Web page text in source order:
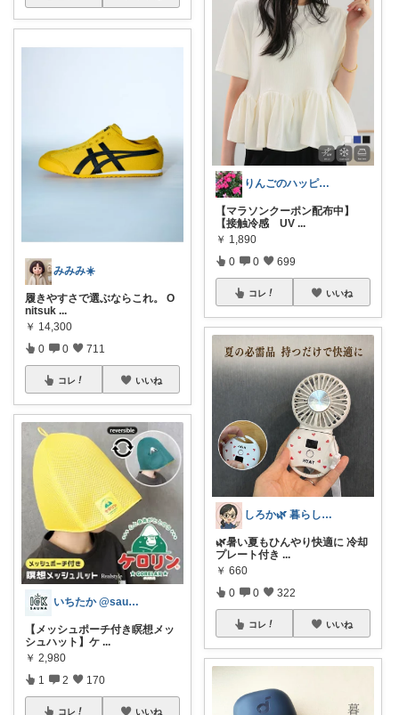
みみみ☀️
履きやすさで選ぶならこれ。 O
nitsuk ...
￥ 14,300
0 0 711
コレ いいね
いちたか @saunasuki_ictk
【メッシュポーチ付き瞑想メッ
シュハット】ケ ...
￥ 2,980
1 2 170
コレ いいね
りんごのハッピールーム🍎ご購入に感謝✨
【マラソンクーポン配布中】
【接触冷感 UV ...
￥ 1,890
0 0 699
コレ いいね
しろか🌿 暮らしを良くするアイテム
🌿暑い夏もひんやり快適に 冷却
プレート付き ...
￥ 660
0 0 322
コレ いいね